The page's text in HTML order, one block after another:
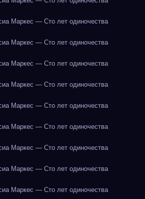
Маркес — Сто лет одиночества
Маркес — Сто лет одиночества
Маркес — Сто лет одиночества
Маркес — Сто лет одиночества
Маркес — Сто лет одиночества
Маркес — Сто лет одиночества
Маркес — Сто лет одиночества
Маркес — Сто лет одиночества
Маркес — Сто лет одиночества